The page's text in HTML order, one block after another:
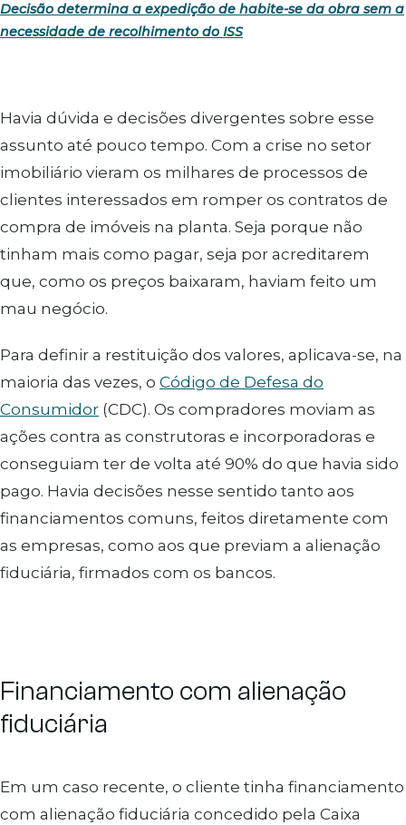
Decisão determina a expedição de habite-se da obra sem a
necessidade de recolhimento do ISS
Havia dúvida e decisões divergentes sobre esse
assunto até pouco tempo. Com a crise no setor
imobiliário vieram os milhares de processos de
clientes interessados em romper os contratos de
compra de imóveis na planta. Seja porque não
tinham mais como pagar, seja por acreditarem
que, como os preços baixaram, haviam feito um
mau negócio.
Para definir a restituição dos valores, aplicava-se, na
maioria das vezes, o Código de Defesa do
Consumidor (CDC). Os compradores moviam as
ações contra as construtoras e incorporadoras e
conseguiam ter de volta até 90% do que havia sido
pago. Havia decisões nesse sentido tanto aos
financiamentos comuns, feitos diretamente com
as empresas, como aos que previam a alienação
fiduciária, firmados com os bancos.
Financiamento com alienação
fiduciária
Em um caso recente, o cliente tinha financiamento
com alienação fiduciária concedido pela Caixa